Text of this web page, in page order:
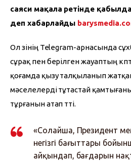
саяси мақала ретінде
деп хабарлайды
Ол өзінің Telegram-арнасында
сұрақ пен берілген жауаптың
қоғамда қызу талқыланып жатқан
мәселелерді тұтастай
тұрғанын атап өтті.
«Солайша, Президент
негізгі бағыттары
айқындап, бағдарын